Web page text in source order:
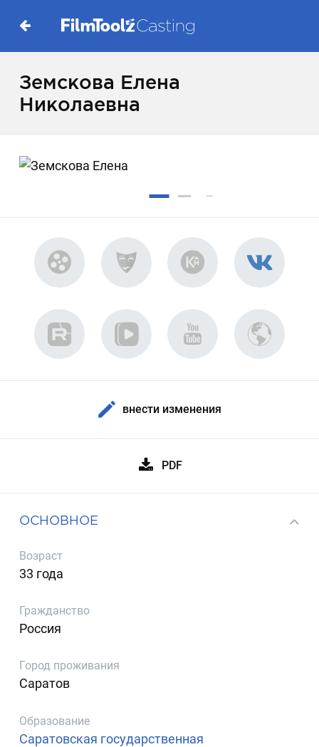
Земскова Елена
Николаевна
внести изменения
PDF
ОСНОВНОЕ
Возраст
33 года
Гражданство
Россия
Город проживания
Саратов
Образование
Саратовская государственная